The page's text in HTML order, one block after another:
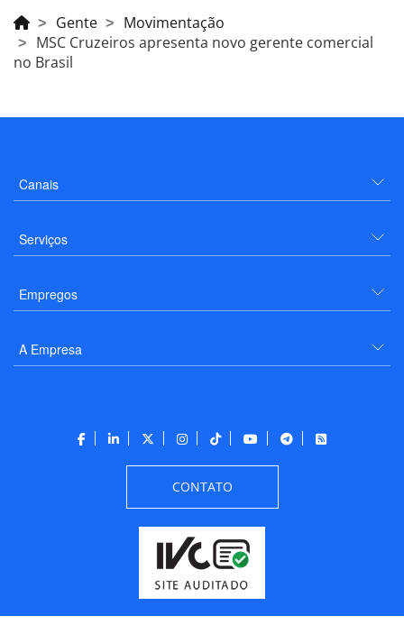
Gente
Movimentação
MSC Cruzeiros apresenta novo gerente comercial
no Brasil
Canais
Serviços
Empregos
A Empresa
CONTATO